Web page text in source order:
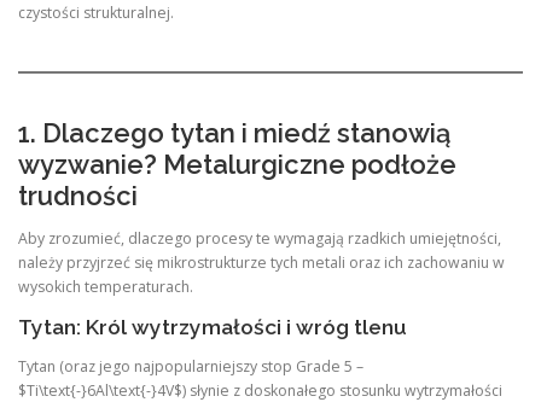
czystości strukturalnej.
1. Dlaczego tytan i miedź stanowią
wyzwanie? Metalurgiczne podłoże
trudności
Aby zrozumieć, dlaczego procesy te wymagają rzadkich umiejętności,
należy przyjrzeć się mikrostrukturze tych metali oraz ich zachowaniu w
wysokich temperaturach.
Tytan: Król wytrzymałości i wróg tlenu
Tytan (oraz jego najpopularniejszy stop Grade 5 –
$Ti\text{-}6Al\text{-}4V$) słynie z doskonałego stosunku wytrzymałości